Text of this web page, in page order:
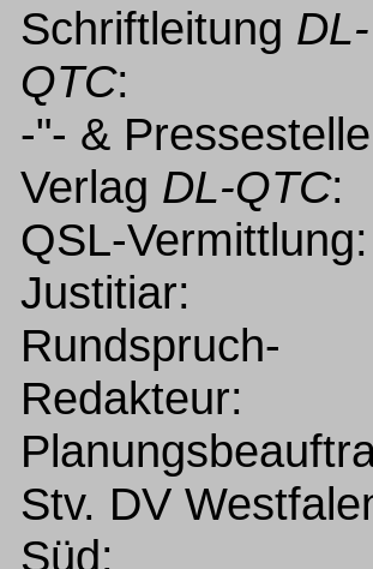
Schriftleitung DL-
QTC:
-"- &
Verlag DL-QTC:
QSL-Vermittlung:
Justitiar:
Rundspruch-
Redakteur:
Stv. DV
Süd: